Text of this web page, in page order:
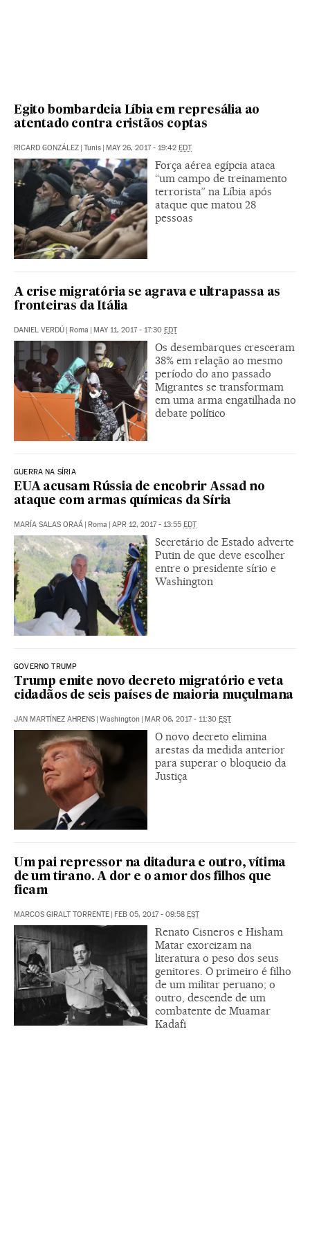
Egito bombardeia Líbia em represália ao
atentado contra cristãos coptas
RICARD GONZÁLEZ | Tunis | MAY 26, 2017 - 19:42 EDT
Força aérea egípcia ataca
“um campo de treinamento
terrorista” na Líbia após
ataque que matou 28
pessoas
A crise migratória se agrava e ultrapassa as
fronteiras da Itália
DANIEL VERDÚ | Roma | MAY 11, 2017 - 17:30 EDT
Os desembarques cresceram
38% em relação ao mesmo
período do ano passado
Migrantes se transformam
em uma arma engatilhada no
debate político
GUERRA NA SÍRIA
EUA acusam Rússia de encobrir Assad no
ataque com armas químicas da Síria
MARÍA SALAS ORAÁ | Roma | APR 12, 2017 - 13:55 EDT
Secretário de Estado adverte
Putin de que deve escolher
entre o presidente sírio e
Washington
GOVERNO TRUMP
Trump emite novo decreto migratório e veta
cidadãos de seis países de maioria muçulmana
JAN MARTÍNEZ AHRENS | Washington | MAR 06, 2017 - 11:30 EST
O novo decreto elimina
arestas da medida anterior
para superar o bloqueio da
Justiça
Um pai repressor na ditadura e outro, vítima
de um tirano. A dor e o amor dos filhos que
ficam
MARCOS GIRALT TORRENTE FEB 05, 2017 - 09:58 EST
Renato Cisneros e Hisham
Matar exorcizam na
literatura o peso dos seus
genitores. O primeiro é filho
de um militar peruano; o
outro, descende de um
combatente de Muamar
Kadafi